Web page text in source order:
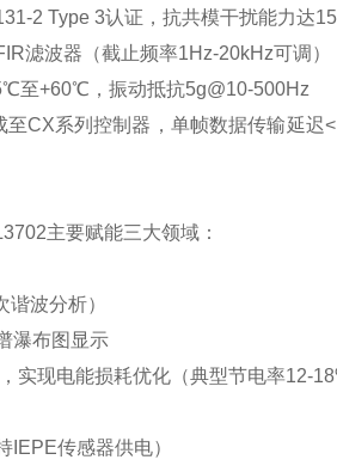
2 Type 3认证，抗共模干扰能力达
滤波器（截止频率1Hz-20kHz可调）
至+60℃，振动抵抗5g@10-500Hz
CX系列控制器，单帧数据传输延
主要赋能三大领域：
波分析）
瀑布图显示
实现电能损耗优化（典型节电率12-
IEPE传感器供电）